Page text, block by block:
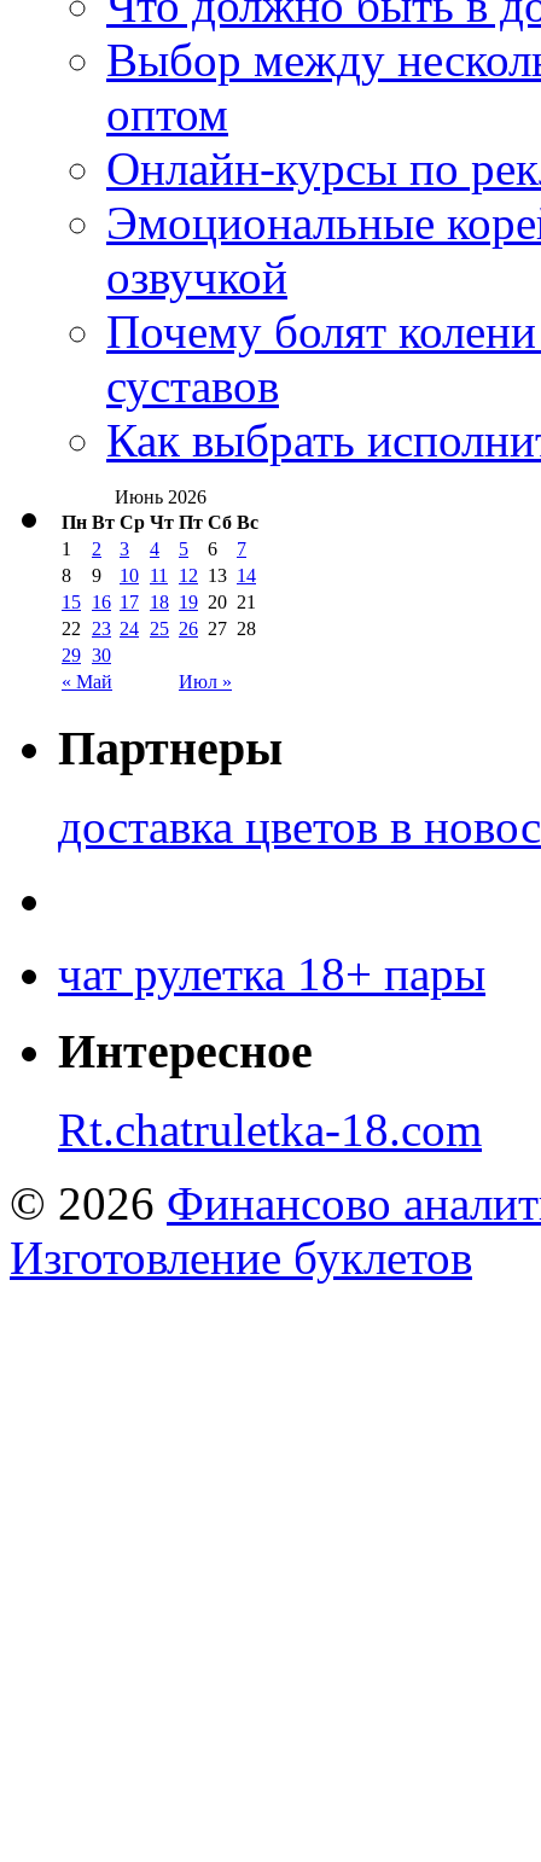
Выбор между
оптом
Онлайн-курсы по
Эмоциональные
озвучкой
Почему болят
суставов
Как выбрать
Июнь 2026
Пн Вт Ср Чт Пт Сб Вс
« Май Июл »
1 2 3 4 5 6
7
8
9 10 11 12 13 14
15 16 17 18 19 20 21
22
23 24 25 26 27 28
29 30
Партнеры
доставка цветов в
чат рулетка 18+ пары
Интересное
Rt.chatruletka-18.com
© 2026 Финансово
Изготовление буклетов